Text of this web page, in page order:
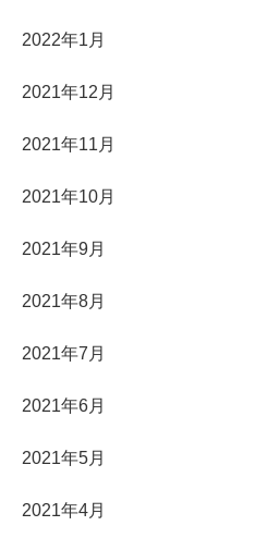
2022年1月
2021年12月
2021年11月
2021年10月
2021年9月
2021年8月
2021年7月
2021年6月
2021年5月
2021年4月